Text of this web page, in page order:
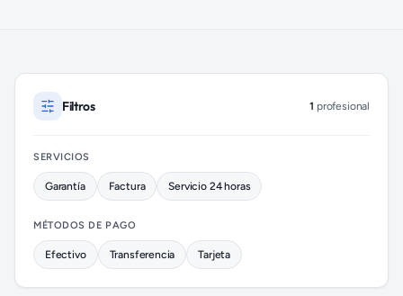
Cerrajeros disponibles en Gustavo A. Madero (colonia
Filtros 1 profesional
SERVICIOS
Garantía Factura Servicio 24 horas
MÉTODOS DE PAGO
Efectivo Transferencia Tarjeta